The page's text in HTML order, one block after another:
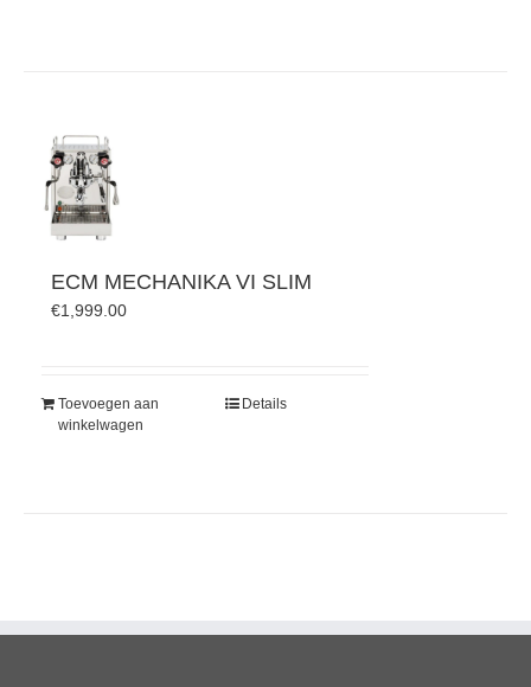
ECM MECHANIKA VI SLIM
€1,999.00
Toevoegen aan
winkelwagen
Details